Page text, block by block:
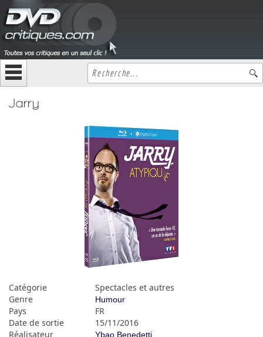
Jarry
Catégorie
Spectacles et autres
Genre
Humour
Pays
FR
Date de sortie
15/11/2016
Réalisateur
Ybao Benedetti